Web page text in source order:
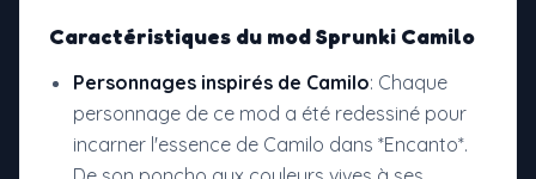
Caractéristiques du mod Sprunki Camilo
Personnages inspirés de Camilo: Chaque
personnage de ce mod a été redessiné pour
incarner l'essence de Camilo dans *Encanto*.